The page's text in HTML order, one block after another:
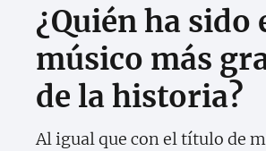
¿Quién ha sido
músico más
de la historia?
Al igual que con el título de